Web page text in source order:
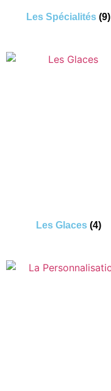
Les Spécialités (9)
Les Glaces (4)